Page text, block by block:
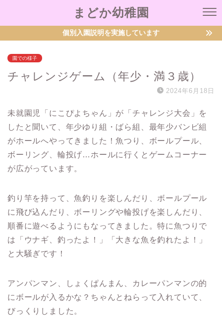
まどか幼稚園
個別入園説明を実施しています
園での様子
チャレンジゲーム（年少・満３歳）
2024年6月18日
未就園児「にこぴよちゃん」が「チャレンジ大会」を
したと聞いて、年少ゆり組・ばら組、最年少バンビ組
がホールへやってきました！魚つり、ボールプール、
ボーリング、輪投げ…ホールに行くとゲームコーナー
が広がっています。
釣り竿を持って、魚釣りを楽しんだり、ボールプール
に飛び込んだり、ボーリングや輪投げを楽しんだり、
順番に遊べるようにもなってきました。特に魚つりで
は「ウナギ、釣ったよ！」「大きな魚を釣れたよ！」
と大騒ぎです！
アンパンマン、しょくぱんまん、カレーパンマンの的
にボールが入るかな？ちゃんとねらって入れていて、
びっくりしました。